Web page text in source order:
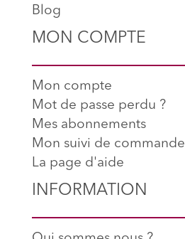
Blog
MON COMPTE
Mon compte
Mot de passe perdu ?
Mes abonnements
Mon suivi de commande
La page d'aide
INFORMATION